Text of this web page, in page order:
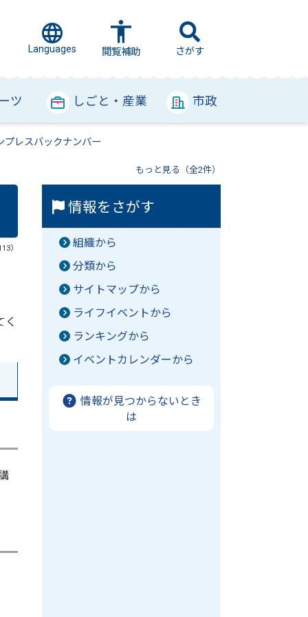
Languages 閲覧補助 さがす
ツ しごと・産業 市政
プレスバックナンバー
もっと見る（全2件）
）
情報をさがす
組織から
分類から
サイトマップから
ライフイベントから
ランキングから
イベントカレンダーから
情報が見つからないとき
は